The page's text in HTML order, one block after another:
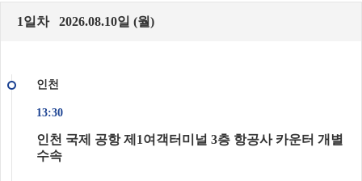
1일차 2026.08.10일 (월)
인천
13:30
인천 국제 공항 제1여객터미널 3층 항공사 카운터 개별
수속